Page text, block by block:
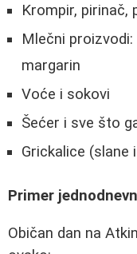
Krompir, pirinač,
Mlečni
margarin
Voće i sokovi
Šećer i sve što
Grickalice (slane
Primer
Običan dan na